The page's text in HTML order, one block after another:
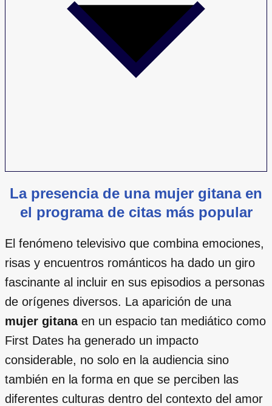
La presencia de una mujer gitana en
el programa de citas más popular
El fenómeno televisivo que combina emociones,
risas y encuentros románticos ha dado un giro
fascinante al incluir en sus episodios a personas
de orígenes diversos. La aparición de una
mujer gitanaen un espacio tan mediático como
First Dates ha generado un impacto
considerable, no solo en la audiencia sino
también en la forma en que se perciben las
diferentes culturas dentro del contexto del amor